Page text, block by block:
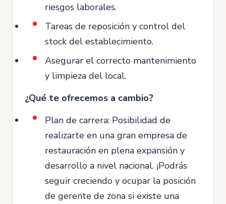
riesgos laborales.
Tareas de reposición y control del
stock del establecimiento.
Asegurar el correcto mantenimiento
y limpieza del local.
¿Qué te ofrecemos a cambio?
Plan de carrera: Posibilidad de
realizarte en una gran empresa de
restauración en plena expansión y
desarrollo a nivel nacional. ¡Podrás
seguir creciendo y ocupar la posición
de gerente de zona si existe una